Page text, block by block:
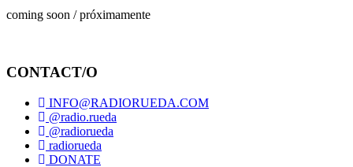
coming soon / próximamente
CONTACT/O
INFO@RADIORUEDA.COM
@radio.rueda
@radiorueda
radiorueda
DONATE